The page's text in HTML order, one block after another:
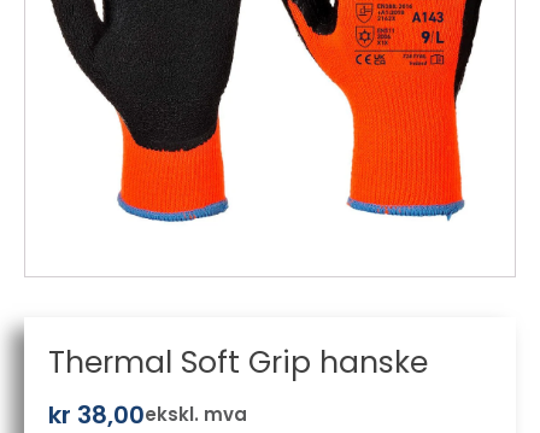
Thermal Soft Grip hanske
kr 38,00ekskl. mva